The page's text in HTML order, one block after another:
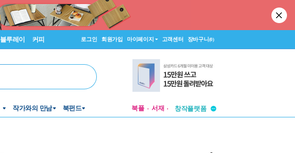
블루레이 커피 로그인 회원가입 마이페이지 고객센터 장바구니(0)
작가와의 만남 북펀드 북플 서재
창작플랫폼